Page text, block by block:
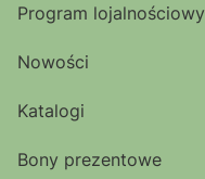
Program lojalnościowy
Nowości
Katalogi
Bony prezentowe